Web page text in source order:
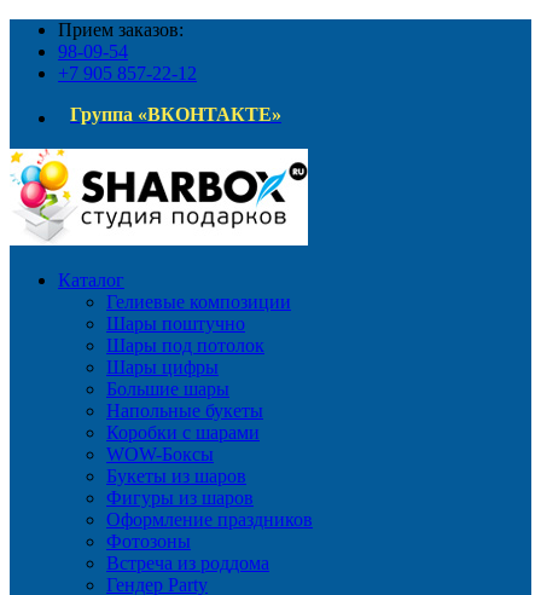
Прием заказов:
98-09-54
+7 905 857-22-12
Группа «ВКОНТАКТЕ»
Каталог
Гелиевые композиции
Шары поштучно
Шары под потолок
Шары цифры
Большие шары
Напольные букеты
Коробки с шарами
WOW-Боксы
Букеты из шаров
Фигуры из шаров
Оформление праздников
Фотозоны
Встреча из роддома
Гендер Party